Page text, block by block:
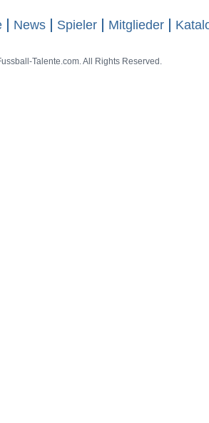
News Spieler Mitglieder
Talente.com. All Rights Reserved.